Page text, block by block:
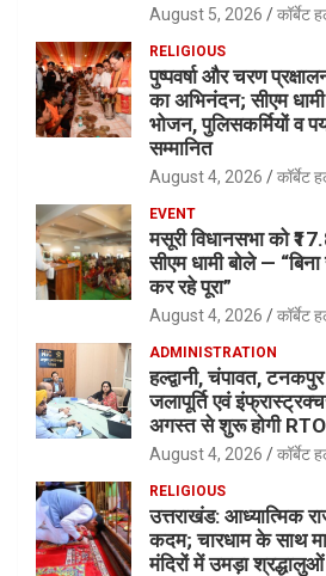
August 5, 2026 कॉर्बेट
RELIGIOUS
पुष्पवर्षा और चरण
का अभिनंदन; सीएम
भोजन, पुलिसकर्मियों व
सम्मानित
August 4, 2026 कॉर्बेट
EVENT
मसूरी विधानसभा को
सीएम धामी बोले —
कर रहे पूरा”
August 4, 2026 कॉर्बेट
ADMINISTRATION
हल्द्वानी, चंपावत,
जलापूर्ति एवं
अगस्त से शुरू होगी RTO
August 4, 2026 कॉर्बेट
RELIGIOUS
उत्तराखंड: आध्यात्मिक
कदम; चारधाम के साथ
मंदिरों में उमड़ा